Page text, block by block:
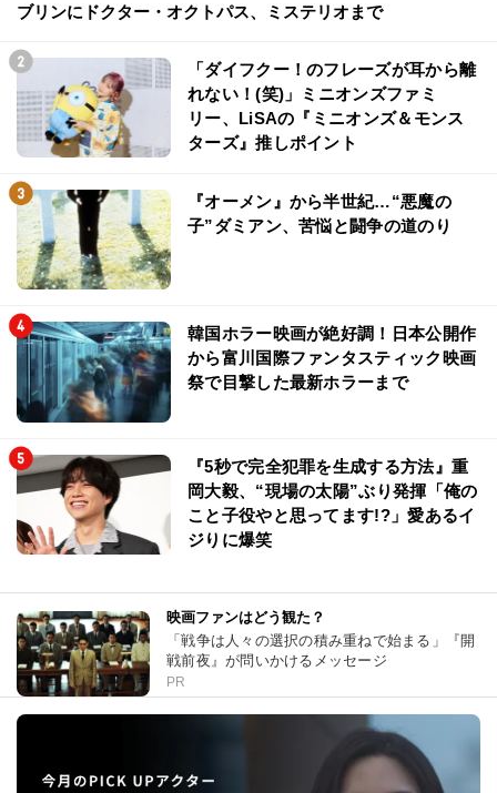
ブリンにドクター・オクトパス、ミステリオまで
「ダイフクー！のフレーズが耳から離
れない！(笑)」ミニオンズファミ
リー、LiSAの『ミニオンズ＆モンス
ターズ』推しポイント
『オーメン』から半世紀…“悪魔の
子”ダミアン、苦悩と闘争の道のり
韓国ホラー映画が絶好調！日本公開作
から富川国際ファンタスティック映画
祭で目撃した最新ホラーまで
『5秒で完全犯罪を生成する方法』重
岡大毅、“現場の太陽”ぶり発揮「俺の
こと子役やと思ってます!?」愛あるイ
ジりに爆笑
映画ファンはどう観た？
「戦争は人々の選択の積み重ねで始まる」『開
戦前夜』が問いかけるメッセージ
PR